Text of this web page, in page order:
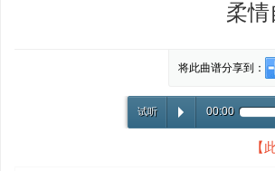
柔
将此曲谱分享到：
试听 00:00
【